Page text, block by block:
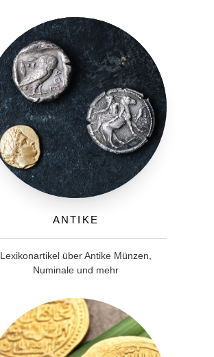
Antike
Lexikonartikel über Antike Münzen,
Numinale und mehr